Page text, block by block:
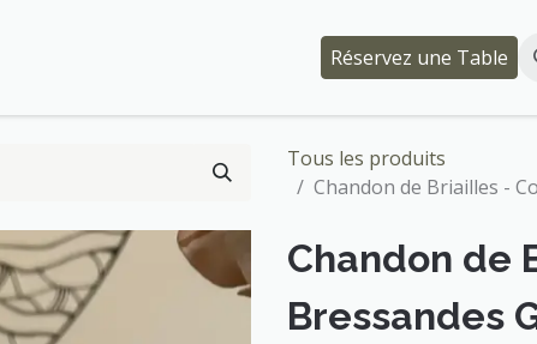
Réservez une Table
Tous les produits
Chandon de Briailles -
Chandon de
Bressandes